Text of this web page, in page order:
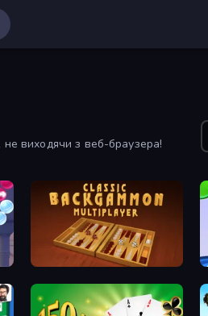
виходячи з веб-браузера!
Backgammon Online